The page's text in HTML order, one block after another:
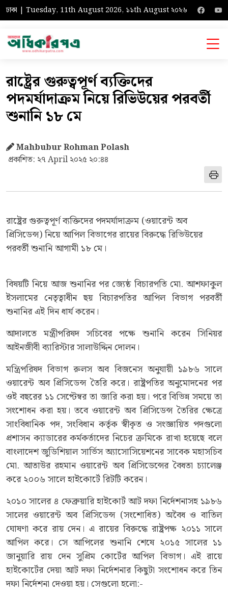
ঢাকা | Tuesday, 11th August 2026, ১১th August ২০২৬
রাষ্ট্রের গুরুত্বপূর্ণ ব্যক্তিদের
পদমর্যাদাক্রম নিয়ে রিভিউয়ের পরবর্তী
শুনানি ১৮ মে
Mahbubur Rohman Polash
প্রকাশিত: ২৭ April ২০২৫ ২০:৪৪
রাষ্ট্রের গুরুত্বপূর্ণ ব্যক্তিদের পদমর্যাদাক্রম (ওয়ারেন্ট অব
প্রিসিডেন্স) নিয়ে আপিল বিভাগের রায়ের বিরুদ্ধে রিভিউয়ের
পরবর্তী শুনানি আগামী ১৮ মে।
বিষয়টি নিয়ে আজ শুনানির পর জ্যেষ্ঠ বিচারপতি মো. আশফাকুল
ইসলামের নেতৃত্বাধীন ছয় বিচারপতির আপিল বিভাগ পরবর্তী
শুনানির এই দিন ধার্য করেন।
আদালতে মন্ত্রীপরিষদ সচিবের পক্ষে শুনানি করেন সিনিয়র
আইনজীবী ব্যারিস্টার সালাউদ্দিন দোলন।
মন্ত্রিপরিষদ বিভাগ রুলস অব বিজনেস অনুযায়ী ১৯৮৬ সালে
ওয়ারেন্ট অব প্রিসিডেন্স তৈরি করে। রাষ্ট্রপতির অনুমোদনের পর
ওই বছরের ১১ সেপ্টেম্বর তা জারি করা হয়। পরে বিভিন্ন সময়ে তা
সংশোধন করা হয়। তবে ওয়ারেন্ট অব প্রিসিডেন্স তৈরির ক্ষেত্রে
সাংবিধানিক পদ, সংবিধান কর্তৃক স্বীকৃত ও সংজ্ঞায়িত পদগুলো
প্রশাসন ক্যাডারের কর্মকর্তাদের নিচের ক্রমিকে রাখা হয়েছে বলে
বাংলাদেশ জুডিশিয়াল সার্ভিস অ্যাসোসিয়েশনের সাবেক মহাসচিব
মো. আতাউর রহমান ওয়ারেন্ট অব প্রিসিডেন্সের বৈধতা চ্যালেঞ্জ
করে ২০০৬ সালে হাইকোর্টে রিটটি করেন।
২০১০ সালের ৪ ফেব্রুয়ারি হাইকোর্ট আট দফা নির্দেশনাসহ ১৯৮৬
সালের ওয়ারেন্ট অব প্রিসিডেন্স (সংশোধিত) অবৈধ ও বাতিল
ঘোষণা করে রায় দেন। এ রায়ের বিরুদ্ধে রাষ্ট্রপক্ষ ২০১১ সালে
আপিল করে। সে আপিলের শুনানি শেষে ২০১৫ সালের ১১
জানুয়ারি রায় দেন সুপ্রিম কোর্টের আপিল বিভাগ। এই রায়ে
হাইকোর্টের দেয়া আট দফা নির্দেশনার কিছুটা সংশোধন করে তিন
দফা নির্দেশনা দেওয়া হয়। সেগুলো হলো:-